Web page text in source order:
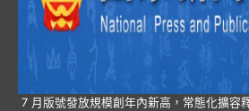
7 月版號發放規模創年內新高，常態化擴容